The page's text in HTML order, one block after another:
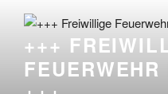
Inhalt
springen+++